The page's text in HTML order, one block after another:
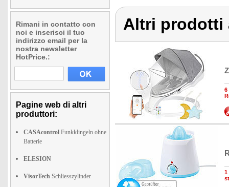
Rimani in contatto con
noi e inserisci il tuo
indirizzo email per la
nostra newsletter
HotPrice.:
Pagine web di altri
produttori:
CASAcontrol Funkklingeln ohne
Batterie
ELESION
VisorTech Schliesszylinder
Altri prodotti
6
1